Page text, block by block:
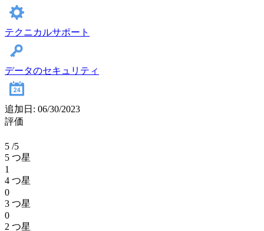
テクニカルサポート
データのセキュリティ
追加日: 06/30/2023
評価
5 /5
5 つ星
1
4 つ星
0
3 つ星
0
2 つ星